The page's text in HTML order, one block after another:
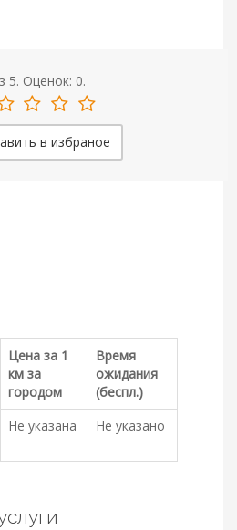
5. Оценок: 0.
в избраное
Цена за 1
км за
городом
Время
ожидания
(беспл.)
Не указана Не указано